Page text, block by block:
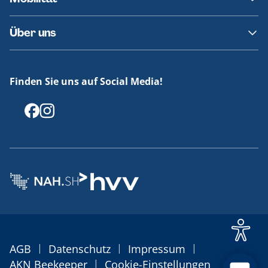
Fundsachen
Häufige Fragen
Barrierefreies Reisen
Erklärung Barrierefreiheit
Über uns
Offenlegungen
Finden Sie uns auf Social Media!
AGB | Datenschutz | Impressum |
AKN Beekeeper | Cookie-Einstellungen